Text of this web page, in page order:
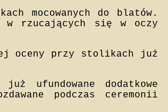
mocowanych do blatów.
w rzucających się w oczy
oceny przy stolikach już
ufundowane dodatkowe
podczas ceremonii